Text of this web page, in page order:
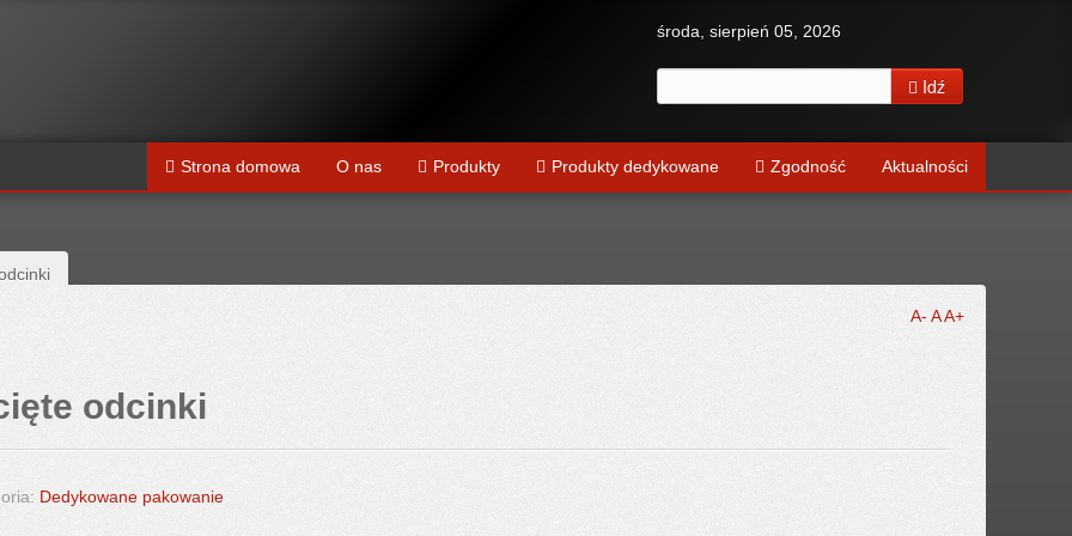
środa, sierpień 05, 2026
Idź
Strona domowa O nas Produkty Produkty dedykowane Zgodność Aktualności
A- AA+
odcinki
Dedykowane pakowanie